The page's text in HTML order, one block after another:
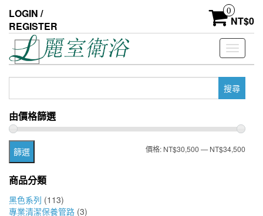
the
content
LOGIN /
REGISTER
0
NT$0
Toggle
鍵
字:
由價格篩選
最最
篩選 價格: NT$30,500—NT$34,500
商品分類
黑色系列 (113)
專業清潔保養管路 (3)